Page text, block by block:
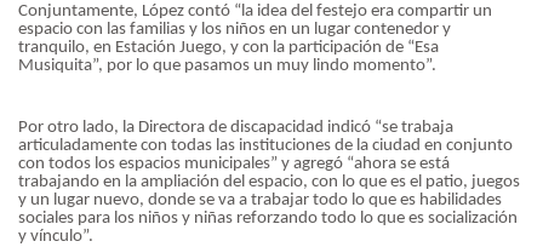
Conjuntamente, López contó “la idea del festejo era compartir un
espacio con las familias y los niños en un lugar contenedor y
tranquilo, en Estación Juego, y con la participación de “Esa
Musiquita”, por lo que pasamos un muy lindo momento”.
Por otro lado, la Directora de discapacidad indicó “se trabaja
articuladamente con todas las instituciones de la ciudad en conjunto
con todos los espacios municipales” y agregó “ahora se está
trabajando en la ampliación del espacio, con lo que es el patio, juegos
y un lugar nuevo, donde se va a trabajar todo lo que es habilidades
sociales para los niños y niñas reforzando todo lo que es socialización
y vínculo”.